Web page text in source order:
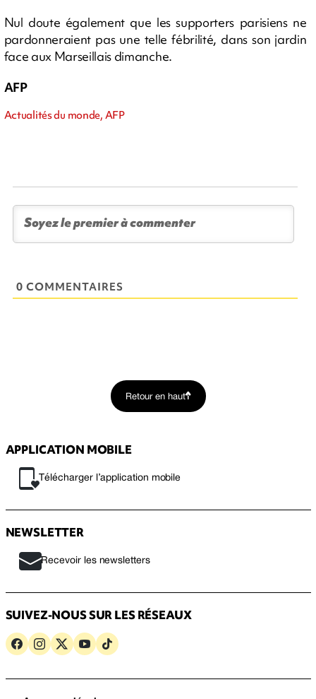
Nul doute également que les supporters parisiens ne
pardonneraient pas une telle fébrilité, dans son jardin
face aux Marseillais dimanche.
AFP
Actualités du monde, AFP
0 COMMENTAIRES
Retour en haut
APPLICATION MOBILE
Télécharger l’application mobile
NEWSLETTER
Recevoir les newsletters
SUIVEZ-NOUS SUR LES RÉSEAUX